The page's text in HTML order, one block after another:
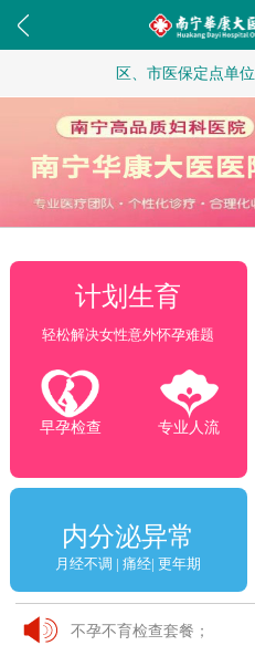
区、市医保定点单位
计划生育
轻松解决女性意外怀孕难题
早孕检查 专业人流
内分泌异常
月经不调 | 痛经| 更年期
不孕不育检查套餐；